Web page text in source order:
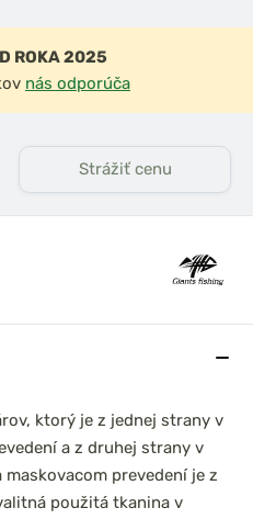
ktorý je z jednej strany v
a z druhej strany v
prevedení je z
použitá tkanina v
ROKA 2025
nás odporúča
Strážiť cenu